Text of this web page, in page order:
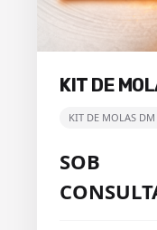
KIT DE
KIT DE MOLAS
SOB